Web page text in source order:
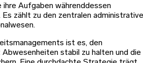
ihre Aufgaben währenddessen
zählt zu den zentralen
ist es, den
stabil zu halten und die